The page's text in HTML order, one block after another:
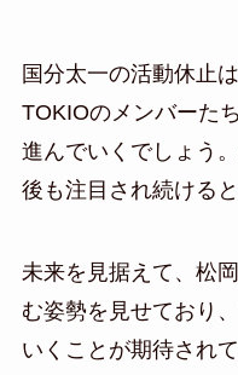
国分太一の活動休止
TOKIOのメンバーた
進んでいくでしょう
後も注目され続ける
未来を見据えて、松
む姿勢を見せており
いくことが期待され